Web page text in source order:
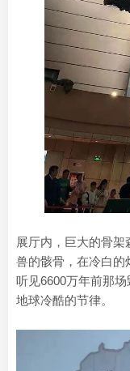
展厅内，巨大的骨
兽的骸骨，在冷白的
听见6600万年前那
地球冷酷的节律。